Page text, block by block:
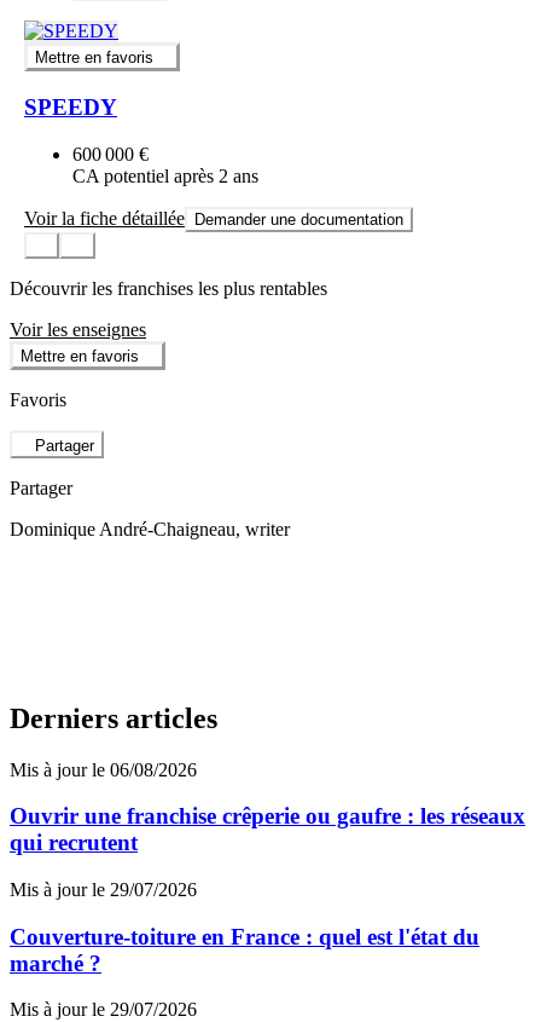
Mettre en favoris
SPEEDY
600 000 €
CA potentiel après 2 ans
Voir la fiche détaillée Demander une documentation
Découvrir les franchises les plus rentables
Voir les enseignes
Mettre en favoris
Favoris
Partager
Partager
Dominique André-Chaigneau, writer
Derniers articles
Mis à jour le 06/08/2026
Ouvrir une franchise crêperie ou gaufre : les réseaux
qui recrutent
Mis à jour le 29/07/2026
Couverture-toiture en France : quel est l'état du
marché ?
Mis à jour le 29/07/2026